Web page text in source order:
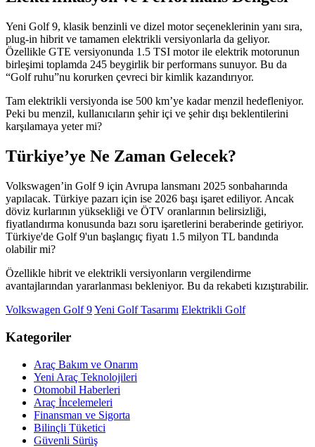
Yeni Golf 9, klasik benzinli ve dizel motor seçeneklerinin yanı sıra,
plug-in hibrit ve tamamen elektrikli versiyonlarla da geliyor.
Özellikle GTE versiyonunda 1.5 TSI motor ile elektrik motorunun
birleşimi toplamda 245 beygirlik bir performans sunuyor. Bu da
“Golf ruhu”nu korurken çevreci bir kimlik kazandırıyor.
Tam elektrikli versiyonda ise 500 km’ye kadar menzil hedefleniyor.
Peki bu menzil, kullanıcıların şehir içi ve şehir dışı beklentilerini
karşılamaya yeter mi?
Türkiye’ye Ne Zaman Gelecek?
Volkswagen’in Golf 9 için Avrupa lansmanı 2025 sonbaharında
yapılacak. Türkiye pazarı için ise 2026 başı işaret ediliyor. Ancak
döviz kurlarının yüksekliği ve ÖTV oranlarının belirsizliği,
fiyatlandırma konusunda bazı soru işaretlerini beraberinde getiriyor.
Türkiye'de Golf 9'un başlangıç fiyatı 1.5 milyon TL bandında
olabilir mi?
Özellikle hibrit ve elektrikli versiyonların vergilendirme
avantajlarından yararlanması bekleniyor. Bu da rekabeti kızıştırabilir.
Volkswagen Golf 9Yeni Golf Tasarımı Elektrikli Golf
Kategoriler
Araç Bakım ve Onarım
Yeni Araç Teknolojileri
Otomobil Haberleri
Araç İncelemeleri
Finansman ve Sigorta
Bilinçli Tüketici
Güvenli Sürüş